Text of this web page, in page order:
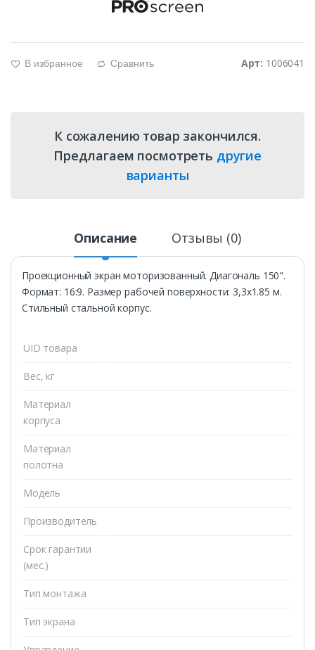
Арт: 1006041
g В избранное d Сравнить
К сожалению товар закончился.
Предлагаем посмотреть другие
варианты
Описание Отзывы (0)
Проекционный экран моторизованный. Диагональ 150".
Формат: 16:9. Размер рабочей поверхности: 3,3х1.85 м.
Стильный стальной корпус.
UID товара
Вес, кг
Материал
корпуса
Материал
полотна
Модель
Производитель
Срок гарантии
(мес.)
Тип монтажа
Тип экрана